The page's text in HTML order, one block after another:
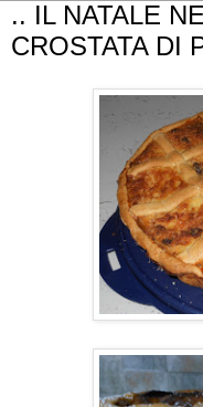
.. IL NATALE
CROSTATA DI